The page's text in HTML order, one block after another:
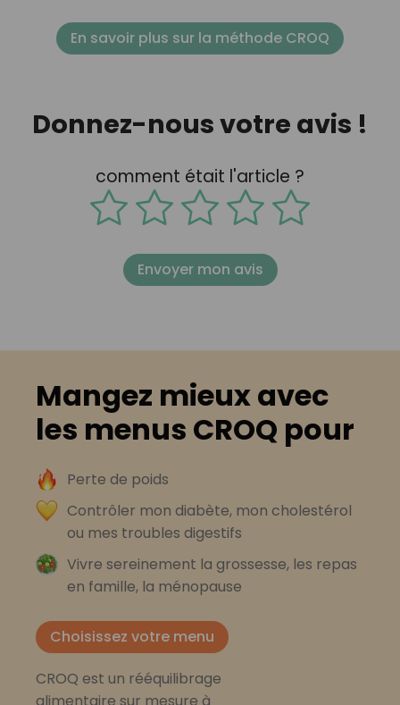
En savoir plus sur la méthode CROQ
Donnez-nous votre avis !
comment était l'article ?
Envoyer mon avis
Mangez mieux avec
les menus CROQ pour
Perte de poids
Contrôler mon diabète, mon cholestérol
ou mes troubles digestifs
Vivre sereinement la grossesse, les repas
en famille, la ménopause
Choisissez votre menu
CROQ est un rééquilibrage